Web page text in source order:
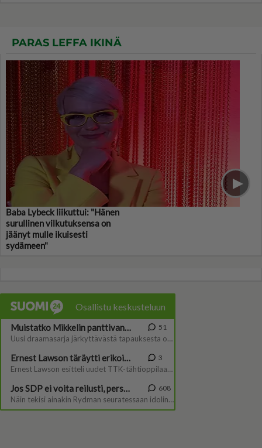
PARAS LEFFA IKINÄ
Baba Lybeck liikuttui: "Hänen
surullinen vilkutuksensa on
jäänyt mulle ikuisesti
sydämeen"